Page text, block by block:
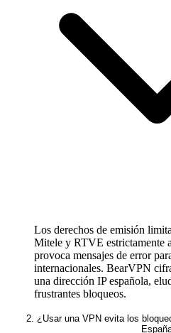
Los derechos de emisión
Mitele y RTVE estrictamente
provoca mensajes de error
internacionales. BearVPN
una dirección IP española,
frustrantes bloqueos.
2. ¿Usar una VPN evita los